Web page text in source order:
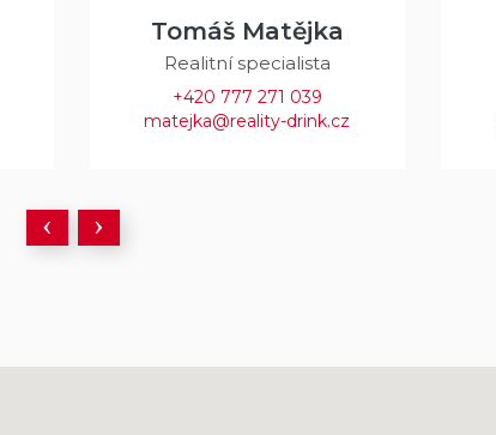
Tomáš Matějka
Realitní specialista
+420 777 271 039
matejka@reality-drink.cz